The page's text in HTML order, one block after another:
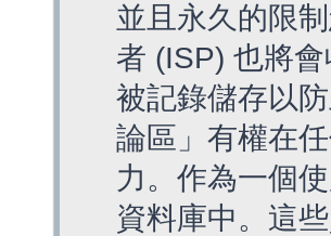
並且永久的限
者 (ISP) 也將
被記錄儲存以
論區」有權在
力。作為一個
資料庫中。這